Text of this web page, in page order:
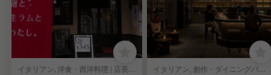
イタリアン, 洋食・西洋料理 | 店長・店長候補 イタリアン, 創作・ダイニングバー | 店長・店長候補